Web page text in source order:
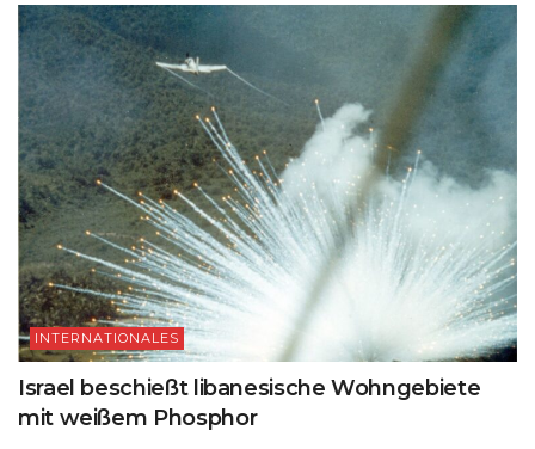
INTERNATIONALES
Israel beschießt libanesische Wohngebiete
mit weißem Phosphor